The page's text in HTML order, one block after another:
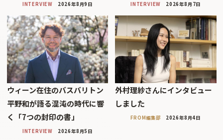
INTERVIEW 2026年8月9日 INTERVIEW 2026年8月7日
ウィーン在住のバスバリトン
平野和が語る混沌の時代に響
く「7つの封印の書」
INTERVIEW 2026年8月5日
外村理紗さんにインタビュー
しました
FROM編集部 2026年8月4日